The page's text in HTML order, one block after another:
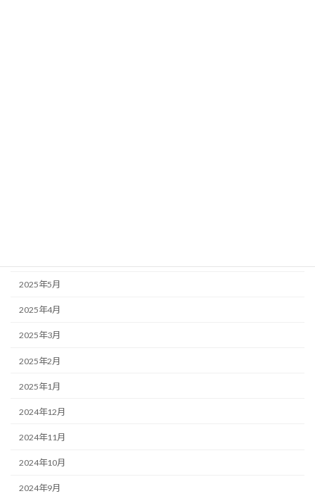
2025年5月
2025年4月
2025年3月
2025年2月
2025年1月
2024年12月
2024年11月
2024年10月
2024年9月